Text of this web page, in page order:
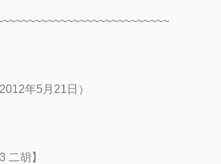
年5月21日）
二胡】